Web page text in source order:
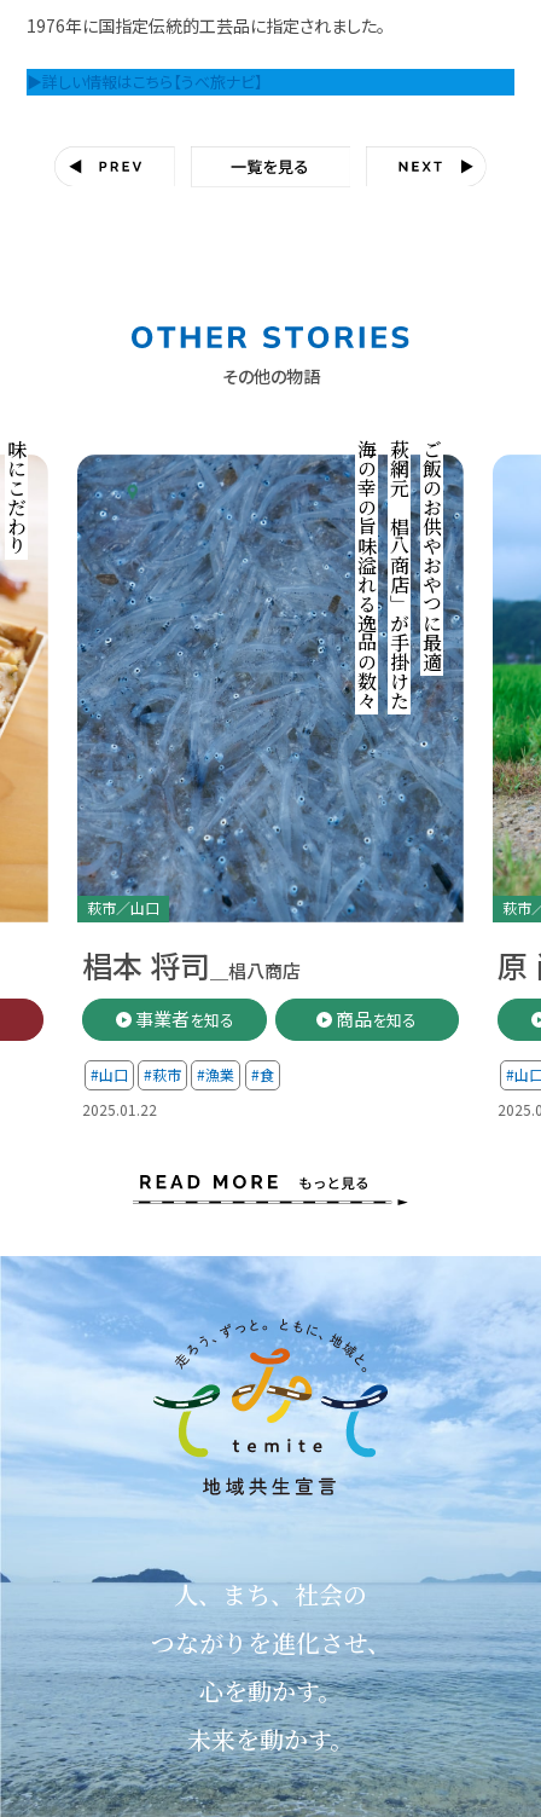
1976年に国指定伝統的工芸品に指定されました。
▶詳しい情報はこちら【うべ旅ナビ】
その他の物語
味にこだわり 他にない絶品シラスの味を守りながら
未利用魚に着目したユニークな商品を展開
歴史ある萩網元が示す漁業の新たな可能性 ご飯のお供やおやつに最適
萩網元「椙八商店」が手掛けた
海の幸の旨味溢れる逸品の数々
萩市／山口
椙本 将司
＿椙八商店
事業者を知る 商品を知る
#山口 #萩市 #漁業
#食
2025.01.22
萩市
原
#山
人、まち、社会の
つながりを進化させ、
心を動かす。
未来を動かす。